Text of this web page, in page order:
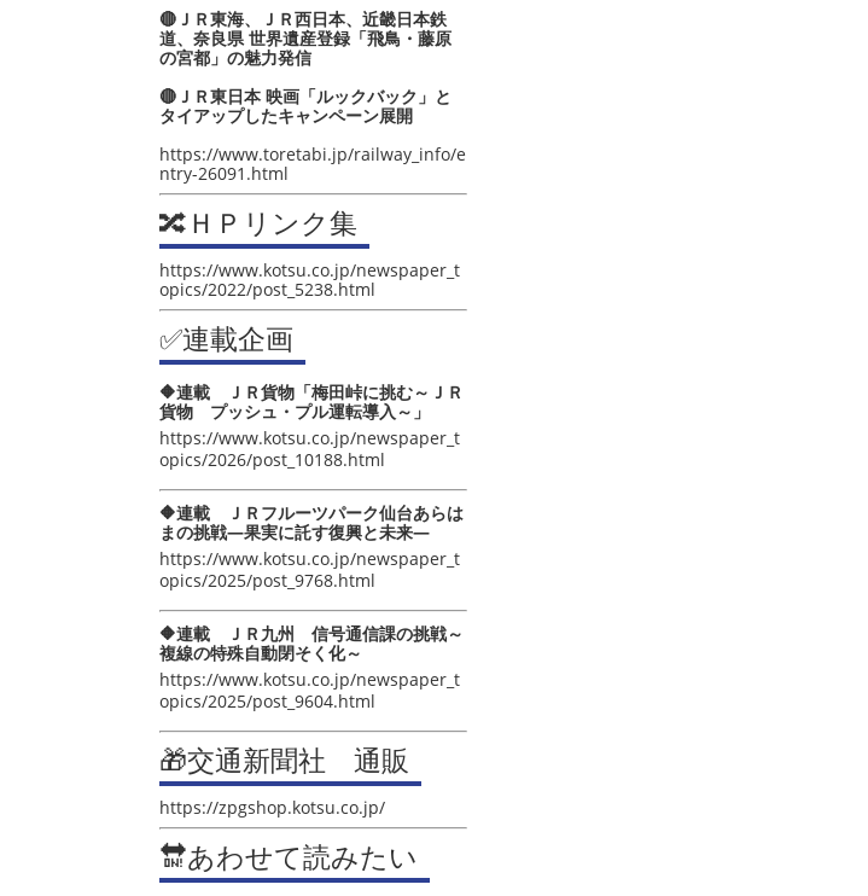
🔴ＪＲ東海、ＪＲ西日本、近畿日本鉄
道、奈良県 世界遺産登録「飛鳥・藤原
の宮都」の魅力発信
🔴ＪＲ東日本 映画「ルックバック」と
タイアップしたキャンペーン展開
https://www.toretabi.jp/railway_info/e
ntry-26091.html
🔀ＨＰリンク集
https://www.kotsu.co.jp/newspaper_t
opics/2022/post_5238.html
✅連載企画
🔶連載 ＪＲ貨物「梅田峠に挑む～ＪＲ
貨物 プッシュ・プル運転導入～」
https://www.kotsu.co.jp/newspaper_t
opics/2026/post_10188.html
🔶連載 ＪＲフルーツパーク仙台あらは
まの挑戦―果実に託す復興と未来―
https://www.kotsu.co.jp/newspaper_t
opics/2025/post_9768.html
🔶連載 ＪＲ九州 信号通信課の挑戦～
複線の特殊自動閉そく化～
https://www.kotsu.co.jp/newspaper_t
opics/2025/post_9604.html
🎁交通新聞社 通販
https://zpgshop.kotsu.co.jp/
🔛あわせて読みたい